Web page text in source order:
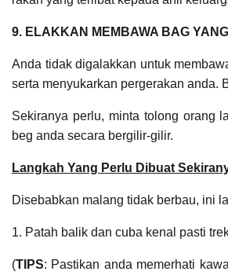
9. ELAKKAN MEMBAWA BAG
Anda tidak digalakkan untuk
serta menyukarkan pergerakan anda.
Sekiranya perlu, minta tolong orang
beg anda secara bergilir-gilir.
Langkah Yang Perlu Dibuat
Disebabkan malang tidak berbau, ini
1. Patah balik dan cuba kenal pasti
(TIPS: Pastikan anda memerhati